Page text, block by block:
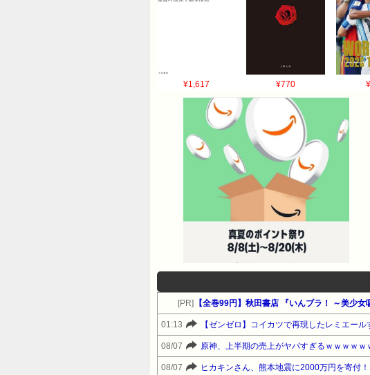
¥1,617 ¥770
[PR] 【全巻99円】秋田書店 『いんブラ！ ～美少
01:13 【ゼンゼロ】コイカツで再現したレミエール
08/07 原神、上半期の売上がヤバすぎるｗｗｗｗｗ
08/07 ヒカキンさん、熊本地震に2000万円を寄付